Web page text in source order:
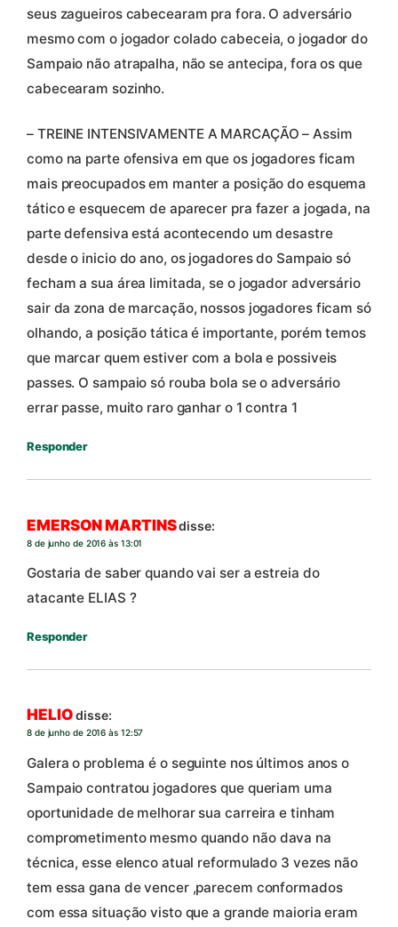
seus zagueiros cabecearam pra fora. O adversário
mesmo com o jogador colado cabeceia, o jogador do
Sampaio não atrapalha, não se antecipa, fora os que
cabecearam sozinho.
– TREINE INTENSIVAMENTE A MARCAÇÃO – Assim
como na parte ofensiva em que os jogadores ficam
mais preocupados em manter a posição do esquema
tático e esquecem de aparecer pra fazer a jogada, na
parte defensiva está acontecendo um desastre
desde o inicio do ano, os jogadores do Sampaio só
fecham a sua área limitada, se o jogador adversário
sair da zona de marcação, nossos jogadores ficam só
olhando, a posição tática é importante, porém temos
que marcar quem estiver com a bola e possiveis
passes. O sampaio só rouba bola se o adversário
errar passe, muito raro ganhar o 1 contra 1
Responder
EMERSON MARTINSdisse:
8 de junho de 2016 às 13:01
Gostaria de saber quando vai ser a estreia do
atacante ELIAS ?
Responder
HELIO disse:
8 de junho de 2016 às 12:57
Galera o problema é o seguinte nos últimos anos o
Sampaio contratou jogadores que queriam uma
oportunidade de melhorar sua carreira e tinham
comprometimento mesmo quando não dava na
técnica, esse elenco atual reformulado 3 vezes não
tem essa gana de vencer ,parecem conformados
com essa situação visto que a grande maioria eram